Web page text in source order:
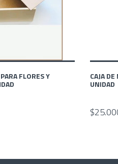
FLORES Y CAJA
UNIDAD